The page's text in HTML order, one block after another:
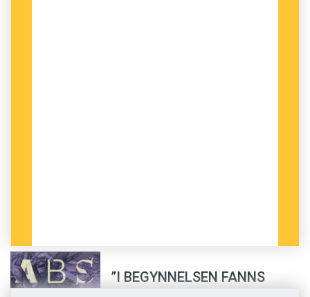
”I BEGYNNELSEN FANNS